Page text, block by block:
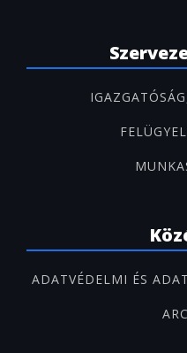
ADATVÉDELMI ÉS